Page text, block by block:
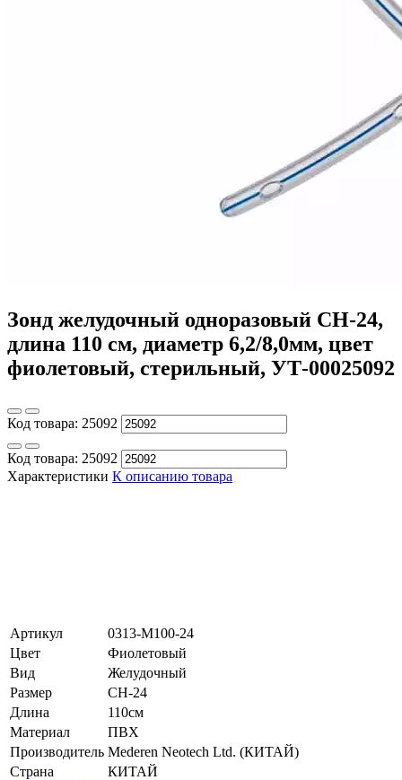
Зонд желудочный одноразовый CH-24,
длина 110 см, диаметр 6,2/8,0мм, цвет
фиолетовый, стерильный, УТ-00025092
Код товара: 25092
Код товара: 25092
Характеристики К описанию товара
Артикул
0313-M100-24
Цвет
Фиолетовый
Вид
Желудочный
Размер
CH-24
Длина
110см
Материал
ПВХ
Производитель Mederen Neotech Ltd. (КИТАЙ)
Страна
КИТАЙ